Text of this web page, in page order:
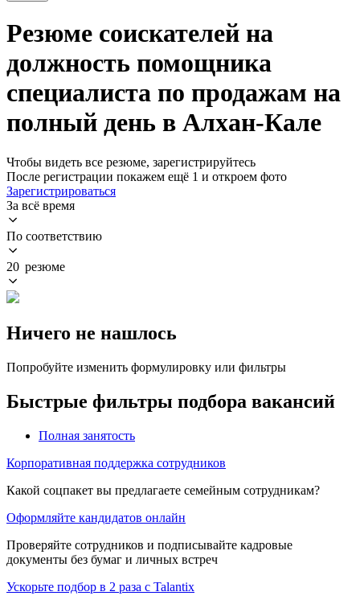
Резюме соискателей на
должность помощника
специалиста по продажам на
полный день в Алхан-Кале
Чтобы видеть все резюме, зарегистрируйтесь
После регистрации покажем ещё 1 и откроем фото
Зарегистрироваться
За всё время
По соответствию
20 резюме
Ничего не нашлось
Попробуйте изменить формулировку или фильтры
Быстрые фильтры подбора вакансий
Полная занятость
Корпоративная поддержка сотрудников
Какой соцпакет вы предлагаете семейным сотрудникам?
Оформляйте кандидатов онлайн
Проверяйте сотрудников и подписывайте кадровые
документы без бумаг и личных встреч
Ускорьте подбор в 2 раза с Talantix